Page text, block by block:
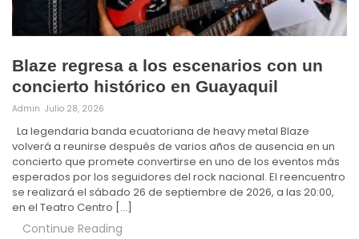
Blaze regresa a los escenarios con un
concierto histórico en Guayaquil
Admin Julio 28, 2026
La legendaria banda ecuatoriana de heavy metal Blaze
volverá a reunirse después de varios años de ausencia en un
concierto que promete convertirse en uno de los eventos más
esperados por los seguidores del rock nacional. El reencuentro
se realizará el sábado 26 de septiembre de 2026, a las 20:00,
en el Teatro Centro […]
Continue Reading